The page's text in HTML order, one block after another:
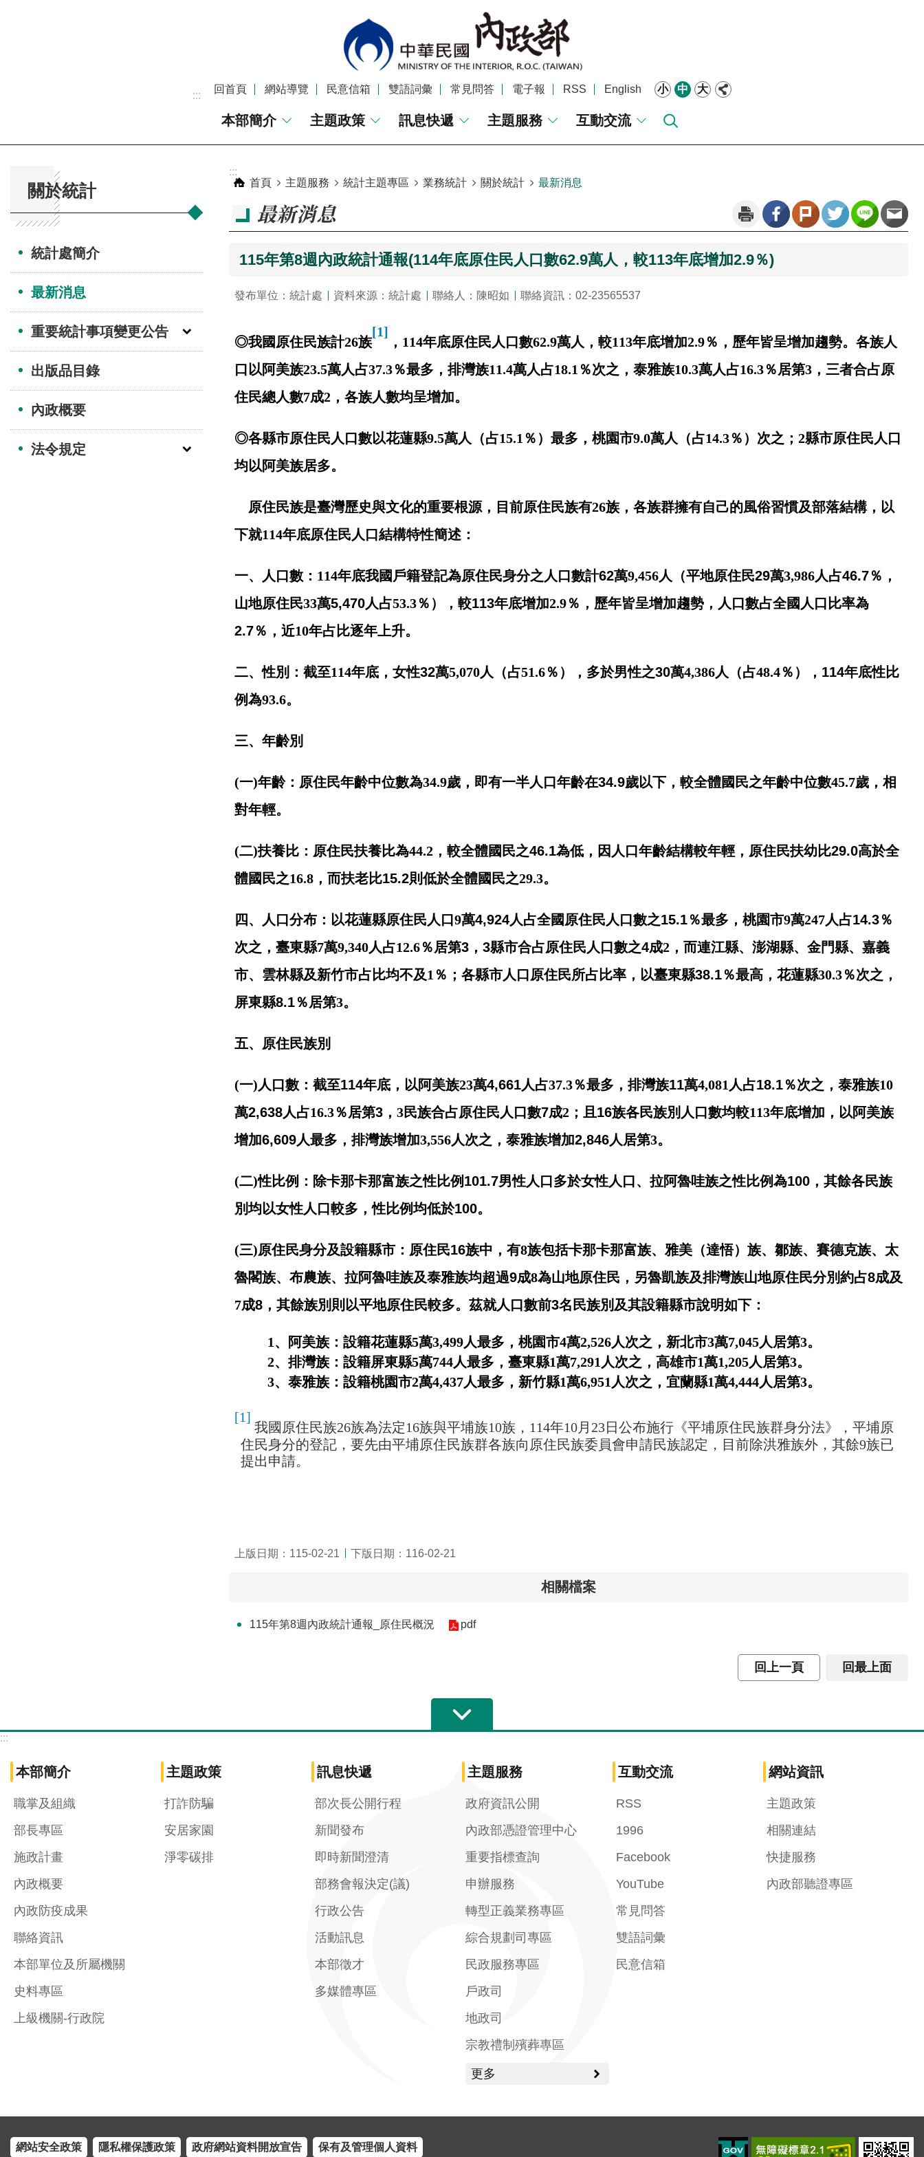
:::
回首頁 網站導覽 民意信箱 雙語詞彙 常見問答 電子報 RSS English 小 中 大
本部簡介 主題政策 訊息快遞 主題服務 互動交流
關於統計
統計處簡介
最新消息
重要統計事項變更公告
出版品目錄
內政概要
法令規定
:::
首頁
主題服務 統計主題專區 業務統計 關於統計 最新消息
最新消息
115年第8週內政統計通報(114年底原住民人口數62.9萬人，較113年底增加2.9％)
發布單位：統計處 資料來源：統計處 聯絡人：陳昭如 聯絡資訊：02-23565537
◎我國原住民族計26族
[1]
， 114年底原住民人口數62.9萬人，較113年底增加2.9％，歷年皆呈增加趨勢。各族人
口以阿美族23.5萬人占37.3％最多，排灣族11.4萬人占18.1 ％次之，泰雅族10.3萬人占16.3％居第3 ，三者合占原
住民總人數7成2 ，各族人數均呈增加。
◎各縣市原住民人口數以花蓮縣9.5萬人（占15.1 ％）最多，桃園市9.0萬人（占14.3％）次之； 2縣市原住民人口
均以阿美族居多。
原住民族是臺灣歷史與文化的重要根源，目前原住民族有26族，各族群擁有自己的風俗習慣及部落結構，以
下就114年底原住民人口結構特性簡述：
一、人口數： 114年底我國戶籍登記為原住民身分之人口數計62萬9,456人（平地原住民29萬3,986人占46.7％ ，
山地原住民33萬5,470人占53.3％ ），較113年底增加2.9％，歷年皆呈增加趨勢，人口數占全國人口比率為
2.7％，近10年占比逐年上升。
二、性別：截至114年底，女性32萬5,070人（占51.6％） ，多於男性之30萬4,386人（占48.4％） ， 114年底性比
例為93.6。
三、年齡別
(一)年齡：原住民年齡中位數為34.9歲，即有一半人口年齡在34.9歲以下，較全體國民之年齡中位數45.7歲，相
對年輕。
(二)扶養比：原住民扶養比為44.2 ，較全體國民之46.1為低，因人口年齡結構較年輕，原住民扶幼比29.0高於全
體國民之16.8 ，而扶老比15.2則低於全體國民之29.3。
四、人口分布：以花蓮縣原住民人口9萬4,924人占全國原住民人口數之15.1％最多，桃園市9萬247人占14.3％
次之，臺東縣7萬9,340人占12.6％居第3 ， 3縣市合占原住民人口數之4成2 ，而連江縣、澎湖縣、金門縣、嘉義
市、雲林縣及新竹市占比均不及1 ％； 各縣市人口原住民所占比率，以臺東縣38.1％最高，花蓮縣30.3％次之，
屏東縣8.1％居第3。
五、原住民族別
(一)人口數：截至114年底，以阿美族23萬4,661人占37.3％最多，排灣族11萬4,081 人占18.1％次之，泰雅族10
萬2,638人占16.3％居第3 ， 3民族合占原住民人口數7成2 ；且 16族各民族別人口數均較113年底增加，以阿美族
增加6,609人最多，排灣族增加3,556人次之，泰雅族增加2,846人居第3。
(二)性比例：除卡那卡那富族之性比例101.7男性人口多於女性人口、拉阿魯哇族之性比例為100 ，其餘各民族
別均以女性人口較多，性比例均低於100。
(三)原住民身分及設籍縣市：原住民16族中，有8族包括卡那卡那富族、雅美（達悟）族、鄒族、賽德克族、太
魯閣族、布農族、拉阿魯哇族及泰雅族均超過9成8為山地原住民，另魯凱族及排灣族山地原住民分別約占8成及
7成8 ，其餘族別則以平地原住民較多。茲就人口數前3名民族別及其設籍縣市說明如下：
1 、阿美族：設籍花蓮縣5萬3,499人最多，桃園市4萬2,526人次之，新北市3萬7,045人居第3。
2、排灣族：設籍屏東縣5萬744人最多，臺東縣1萬7,291 人次之，高雄市1萬1,205人居第3。
3、泰雅族：設籍桃園市2萬4,437人最多，新竹縣1萬6,951 人次之，宜蘭縣1萬4,444人居第3。
[1]
我國原住民族26族為法定16族與平埔族10族， 114年10月 23日公布施行《平埔原住民族群身分法》，平埔原
住民身分的登記，要先由平埔原住民族群各族向原住民族委員會申請民族認定，目前除洪雅族外，其餘9族已
提出申請。
上版日期：115-02-21 下版日期：116-02-21
相關檔案
115年第8週內政統計通報_原住民概況 pdf
回上一頁 回最上面
:::
本部簡介
職掌及組織
部長專區
施政計畫
內政概要
內政防疫成果
聯絡資訊
本部單位及所屬機關
史料專區
上級機關-行政院
主題政策
打詐防騙
安居家園
淨零碳排
訊息快遞
部次長公開行程
新聞發布
即時新聞澄清
部務會報決定(議)
行政公告
活動訊息
本部徵才
多媒體專區
主題服務
政府資訊公開
內政部憑證管理中心
重要指標查詢
申辦服務
轉型正義業務專區
綜合規劃司專區
民政服務專區
戶政司
地政司
宗教禮制殯葬專區
更多
互動交流
RSS
1996
Facebook
YouTube
常見問答
雙語詞彙
民意信箱
網站資訊
主題政策
相關連結
快捷服務
內政部聽證專區
網站安全政策 隱私權保護政策 政府網站資料開放宣告 保有及管理個人資料